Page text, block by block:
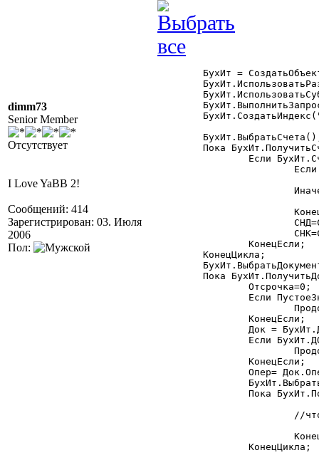
dimm73
Senior Member
Отсутствует
I Love YaBB 2!
Сообщений: 414
Зарегистрирован: 03. Июля
2006
Пол: